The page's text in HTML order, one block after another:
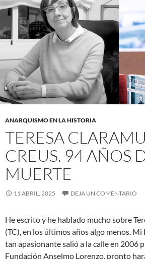
ANARQUISMO EN LA HISTORIA
TERESA
CREUS. 94 AÑOS
MUERTE
11 ABRIL, 2025 DEJA UN COMENTARIO
He escrito y he hablado mucho sobre
(TC), en los últimos años algo menos.
tan apasionante salió a la calle en 2006
Fundación Anselmo Lorenzo, pronto